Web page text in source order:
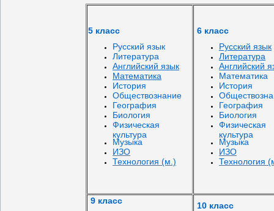
5 класс
Русский язык
Литература
Английский язык
Математика
История
Обществознание
География
Биология
Физическая
культура
Музыка
ИЗО
Технология (м.)
6 класс
Русский язык
Литература
Английский
Математика
История
География
Биология
Физическая
культура
Музыка
ИЗО
Технология
9 класс
10 класс